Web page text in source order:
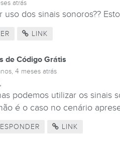
atrás
uso dos sinais sonoros??
LINK
de Código Grátis
4 meses atrás
podemos utilizar os sinais
é o caso no cenário
LINK